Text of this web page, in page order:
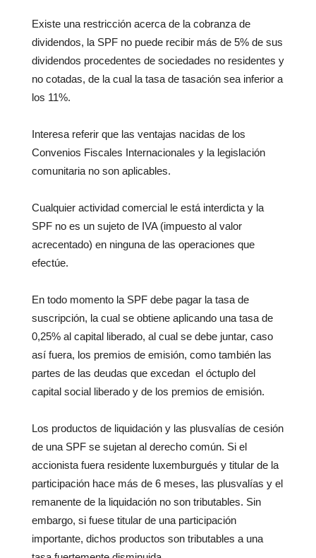
Existe una restricción acerca de la cobranza de
dividendos, la SPF no puede recibir más de 5% de sus
dividendos procedentes de sociedades no residentes y
no cotadas, de la cual la tasa de tasación sea inferior a
los 11%.
Interesa referir que las ventajas nacidas de los
Convenios Fiscales Internacionales y la legislación
comunitaria no son aplicables.
Cualquier actividad comercial le está interdicta y la
SPF no es un sujeto de IVA (impuesto al valor
acrecentado) en ninguna de las operaciones que
efectúe.
En todo momento la SPF debe pagar la tasa de
suscripción, la cual se obtiene aplicando una tasa de
0,25% al capital liberado, al cual se debe juntar, caso
así fuera, los premios de emisión, como también las
partes de las deudas que excedan el óctuplo del
capital social liberado y de los premios de emisión.
Los productos de liquidación y las plusvalías de cesión
de una SPF se sujetan al derecho común. Si el
accionista fuera residente luxemburgués y titular de la
participación hace más de 6 meses, las plusvalías y el
remanente de la liquidación no son tributables. Sin
embargo, si fuese titular de una participación
importante, dichos productos son tributables a una